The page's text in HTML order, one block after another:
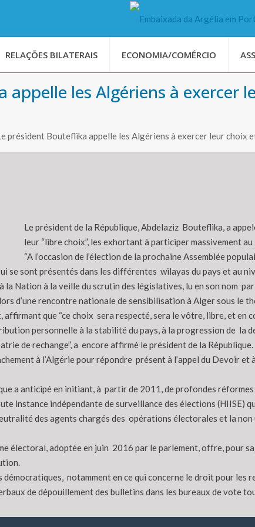
RELAÇÕES BILATERAIS ECONOMIA/COMÉRCIO
appelle les Algériens à exercer
président Bouteflika appelle les Algériens à exercer leur choix
Le président de la République, Abdelaziz Bouteflika, a
leur “libre choix”, les exhortant à participer massivement
“A l’occasion de l’élection de la prochaine Assemblée
se sont présentés dans les différentes wilayas du pays et au
la Nation à la veille du scrutin des législatives, lu en son nom
d’une rencontre nationale de sensibilisation à Alger sous le
que “ce choix sera respecté, sera le vôtre, libre, et
personnelle à la stabilité du pays, à la progression de la
de rechange”, a encore affirmé le président de la République.
à l’Algérie pour répondre présent à l’appel du Devoir
a anticipé en initiant, à partir de 2011, de profondes
instance indépendante de surveillance des élections (HIISE)
des agents chargés des opérations électorales et la
électoral, adoptée en juin 2016 par le parlement, offre, pour
démocratiques, notamment en ce qui concerne le droit pour
de dépouillement des bulletins dans les bureaux de vote